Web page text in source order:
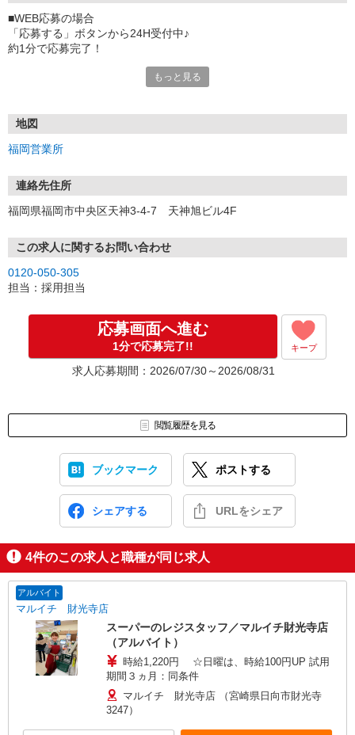
■WEB応募の場合
「応募する」ボタンから24H受付中♪
約1分で応募完了！
①応募から3営業日を目安に、メールorお電話でご連絡します。
★スマホでWEB面接（LINEなど）・出張面接・事務所面接と選べま
す
③面接実施（履歴書不要）
※ご希望があれば、職場見学の調整もOKです！
お気軽にご応募ください♪
もっと見る
地図
福岡営業所
連絡先住所
福岡県福岡市中央区天神3-4-7 天神旭ビル4F
この求人に関するお問い合わせ
0120-050-305
担当：採用担当
応募画面へ進む
1分で応募完了!! キープ
求人応募期間：2026/07/30～2026/08/31
閲覧履歴を見る
ブックマーク ポストする
シェアする URLをシェア
4件のこの求人と職種が同じ求人
アルバイト
マルイチ 財光寺店
スーパーのレジスタッフ／マルイチ財光寺店
（アルバイト）
時給1,220円 ☆日曜は、時給100円UP 試用
期間３ヵ月：同条件
マルイチ 財光寺店 （宮崎県日向市財光寺
3247）